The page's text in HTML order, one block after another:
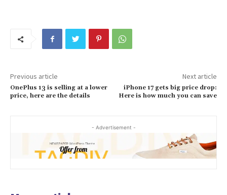
Previous article
OnePlus 13 is selling at a lower
price, here are the details
Next article
iPhone 17 gets big price drop:
Here is how much you can save
- Advertisement -